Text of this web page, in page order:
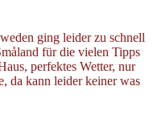
ging leider zu schnell
für die vielen Tipps
perfektes Wetter, nur
da kann leider keiner was